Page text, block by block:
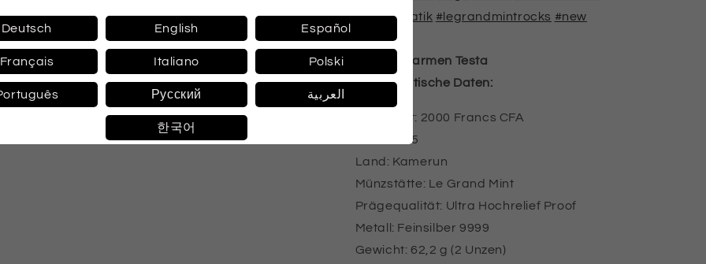
#numismatik #legrandmintrocks #new
Carmen Testa
Numismatische Daten:
Nennwert: 2000 Francs CFA
Jahr: 2025
Land: Kamerun
Münzstätte: Le Grand Mint
Prägequalität: Ultra Hochrelief Proof
Metall: Feinsilber 9999
Gewicht: 62,2 g (2 Unzen)
Deutsch English Español
Français Italiano Polski
Русский العربية
한국어